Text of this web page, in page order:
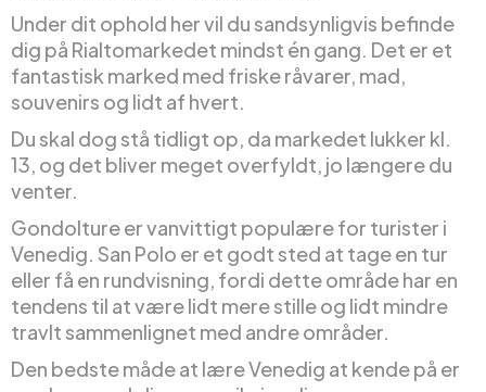
Under dit ophold her vil du sandsynligvis befinde
dig på Rialtomarkedet mindst én gang. Det er et
fantastisk marked med friske råvarer, mad,
souvenirs og lidt af hvert.
Du skal dog stå tidligt op, da markedet lukker kl.
13, og det bliver meget overfyldt, jo længere du
venter.
Gondolture er vanvittigt populære for turister i
Venedig. San Polo er et godt sted at tage en tur
eller få en rundvisning, fordi dette område har en
tendens til at være lidt mere stille og lidt mindre
travlt sammenlignet med andre områder.
Den bedste måde at lære Venedig at kende på er